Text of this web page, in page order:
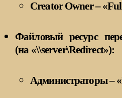
Creator Owner –
Файловый ресурс
(на «\\server\Redirect»):
Администраторы –